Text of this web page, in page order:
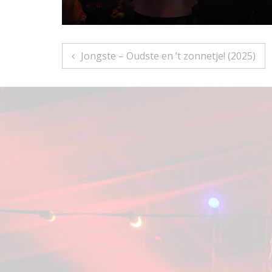
Bericht
navigatie
Jongste – Oudste en ’t zonnetje! (2025)